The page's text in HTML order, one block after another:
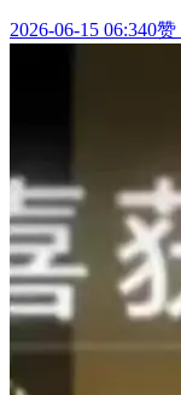
2026-06-15 06:340赞